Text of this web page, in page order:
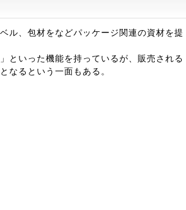
ル、包材をなどパッケージ関連の資材を提
といった機能を持っているが、販売される
なるという一面もある。